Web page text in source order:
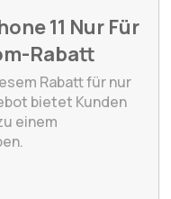
11 Nur Für
Rabatt
Rabatt für nur
bietet Kunden
einem